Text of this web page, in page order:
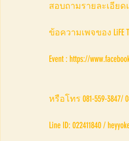
สอบถามรายละเอียด
ข้อความเพจของ LiFE
Event : https://
หรือโทร 081-559-3847/
Line ID: 022411840 /